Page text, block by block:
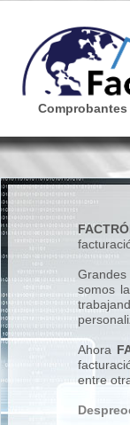
somos
Ahora
entre